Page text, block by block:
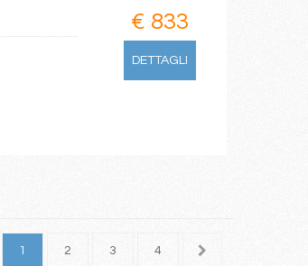
€ 833
DETTAGLI
1 2 3 4 5